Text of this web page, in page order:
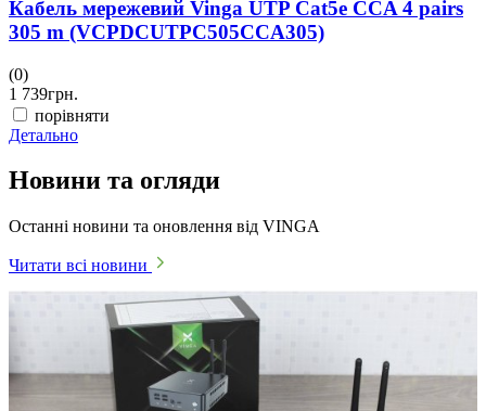
Кабель мережевий Vinga UTP Cat5e CCA 4 pairs
305 m (VCPDCUTPC505CCA305)
(0)
1 739грн.
порівняти
Детально
Новини та огляди
Останні новини та оновлення від VINGA
Читати всі новини